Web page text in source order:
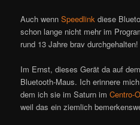
Auch wennSpeedlink diese
schon lange nicht mehr im
rund 13 Jahre brav
Im Ernst, dieses Gerät da auf
Bluetooth-Maus. Ich erinnere
dem ich sie im Saturn imCentro-
weil das ein ziemlich